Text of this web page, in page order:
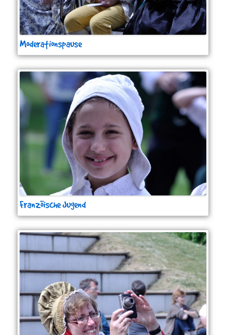
Moderationspause
Franzöische Jugend